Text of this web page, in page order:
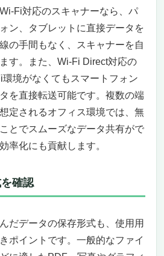
Fi対応のスキャナーなら、パ
ン、タブレットに直接データを
の手間もなく、スキャナーを自
す。また、Wi-Fi Direct対応の
境がなくてもスマートフォン
を直接転送可能です。複数の端
定されるオフィス環境では、無
とでスムーズなデータ共有がで
率化にも貢献します。
確認
だデータの保存形式も、使用用
ポイントです。一般的なファイ